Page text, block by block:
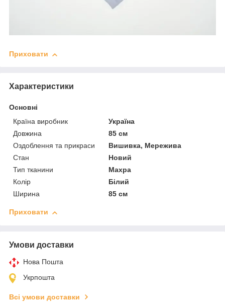
Приховати
Характеристики
Основні
Країна виробник
Україна
Довжина
85 см
Оздоблення та прикраси
Вишивка, Мережива
Стан
Новий
Тип тканини
Махра
Колір
Білий
Ширина
85 см
Приховати
Умови доставки
Нова Пошта
Укрпошта
Всі умови доставки